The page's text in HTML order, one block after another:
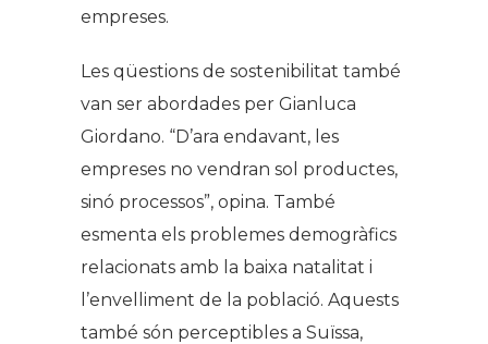
empreses.
Les qüestions de sostenibilitat també
van ser abordades per Gianluca
Giordano. “D’ara endavant, les
empreses no vendran sol productes,
sinó processos”, opina. També
esmenta els problemes demogràfics
relacionats amb la baixa natalitat i
l’envelliment de la població. Aquests
també són perceptibles a Suïssa,